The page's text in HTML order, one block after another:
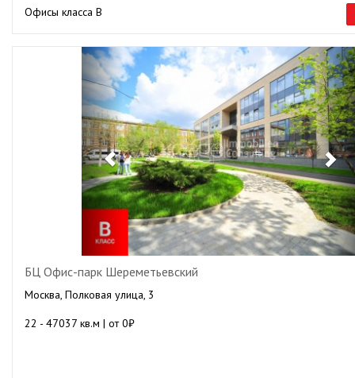
Офисы класса B
Previous
БЦ Офис-парк Шереметьевский
Москва, Полковая улица, 3
22 - 47037 кв.м | от 0₽